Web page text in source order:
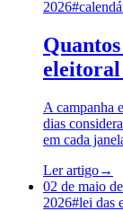
2026#
eleitoral
A campanha
dias
em cada
Ler artigo→
02 de maio
2026#lei das